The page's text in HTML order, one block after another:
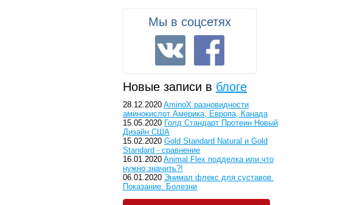
Мы в соцсетях
Новые записи в блоге
28.12.2020 AminoX разновидности
аминокислот Америка, Европа, Канада
15.05.2020 Голд Стандарт Протеин Новый
Дизайн США
15.02.2020 Gold Standard Natural и Gold
Standard - сравнение
16.01.2020 Animal Flex подделка или что
нужно значить?!
06.01.2020 Энимал флекс для суставов.
Показание. Болезни